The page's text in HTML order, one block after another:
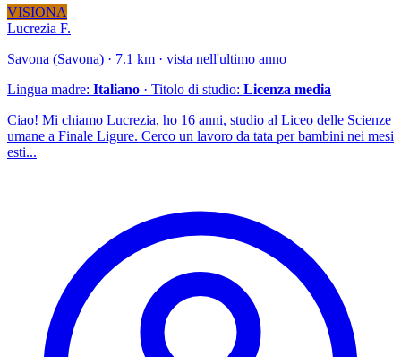
VISIONA
Lucrezia F.
Savona (Savona) · 7.1 km · vista nell'ultimo anno
Lingua madre: Italiano · Titolo di studio: Licenza media
Ciao! Mi chiamo Lucrezia, ho 16 anni, studio al Liceo delle Scienze
umane a Finale Ligure. Cerco un lavoro da tata per bambini nei mesi
esti...